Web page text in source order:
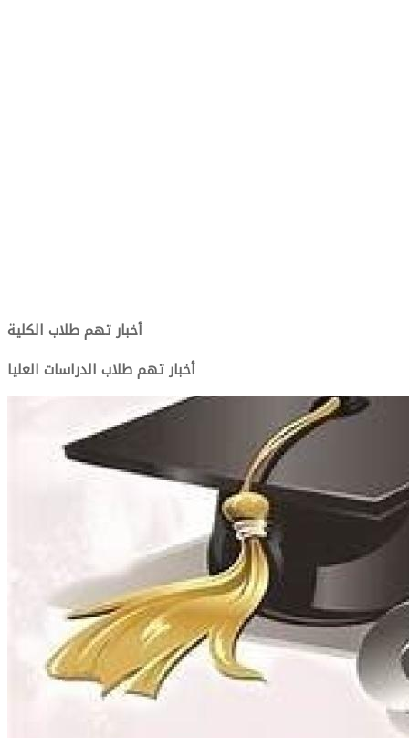
أخبار تهم طلاب الكلية
أخبار تهم طلاب الدراسات العليا